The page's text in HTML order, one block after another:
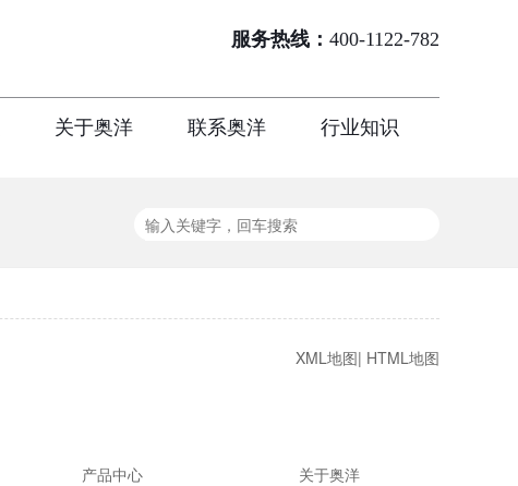
服务热线： 400-1122-782
关于奥洋 联系奥洋 行业知识
XML地图| HTML地图
产品中心 关于奥洋